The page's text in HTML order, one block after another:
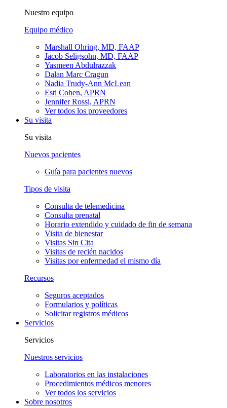
Nuestro equipo
Equipo médico
Marshall Ohring, MD, FAAP
Jacob Seligsohn, MD, FAAP
Yasmeen Abdulrazzak
Dalan Marc Cragun
Nadia Trudy-Ann McLean
Esti Cohen, APRN
Jennifer Rossi, APRN
Ver todos los proveedores
Su visita
Su visita
Nuevos pacientes
Guía para pacientes nuevos
Tipos de visita
Consulta de telemedicina
Consulta prenatal
Horario extendido y cuidado de fin de semana
Visita de bienestar
Visitas Sin Cita
Visitas de recién nacidos
Visitas por enfermedad el mismo día
Recursos
Seguros aceptados
Formularios y políticas
Solicitar registros médicos
Servicios
Servicios
Nuestros servicios
Laboratorios en las instalaciones
Procedimientos médicos menores
Ver todos los servicios
Sobre nosotros